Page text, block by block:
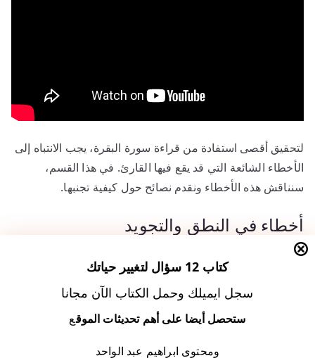
لتحقيق أقصى استفادة من قراءة سورة البقرة، يجب الانتباه إلى
الأخطاء الشائعة التي قد يقع فيها القارئ. في هذا القسم،
سنناقش هذه الأخطاء ونقدم نصائح حول كيفية تجنبها.
أخطاء في النطق والتجويد
أحد الأخطاء الشائعة هو الخطأ في نطق الكلمات أو تطبيق
التجويد الصحيح
أن يؤثر على فهم الآيات. للتغلب على هذه المشكلة، يُنصح
بالاستماع إلى تلاوات متقنة لسورة البقرة.
كتاب 12 سؤال لتغيير حياتك
سجل ايميلك وحمل الكتاب الآن مجانا
ستحصل أيضا على أهم تحديثات الموقع
ومحتوى ابراهيم عبد الواحد